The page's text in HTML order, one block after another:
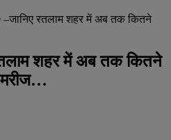
रतलाम शहर में अब तक कितने
शहर में अब तक कितने
मरीज…